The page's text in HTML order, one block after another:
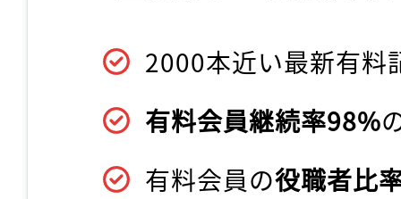
2000本近い最新有料
有料会員継続率98%
有料会員の役職者比